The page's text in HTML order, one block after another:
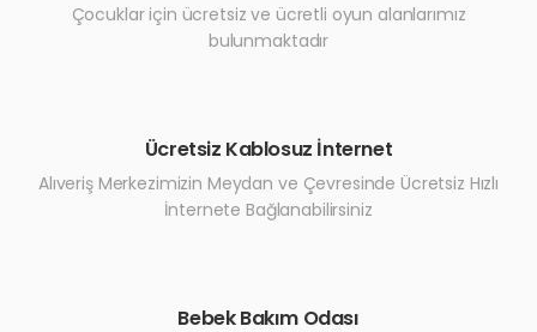
Çocuklar için ücretsiz ve ücretli oyun alanlarımız
bulunmaktadır
Ücretsiz Kablosuz İnternet
Alıveriş Merkezimizin Meydan ve Çevresinde Ücretsiz Hızlı
İnternete Bağlanabilirsiniz
Bebek Bakım Odası